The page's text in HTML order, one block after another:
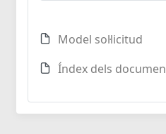
Model sol·licitud
Índex dels